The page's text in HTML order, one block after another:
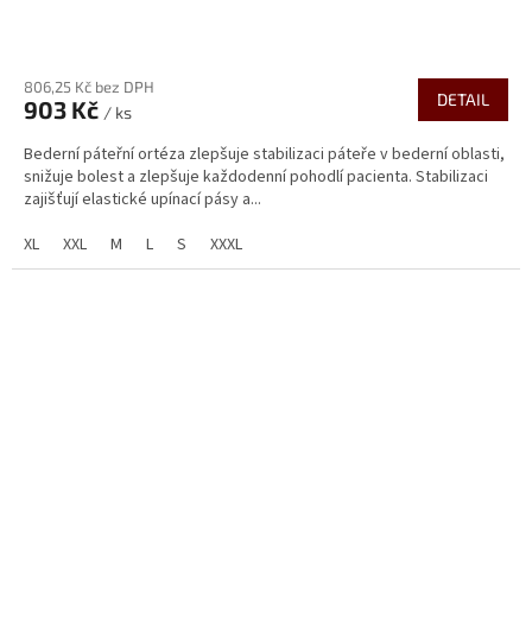
produktu
je
z
5
hvězdiček.
806,25 Kč bez DPH
903 Kč / ks
DETAIL
Bederní páteřní ortéza zlepšuje stabilizaci páteře v bederní oblasti,
snižuje bolest a zlepšuje každodenní pohodlí pacienta. Stabilizaci
zajišťují elastické upínací pásy a...
XL
XXL M L S XXXL